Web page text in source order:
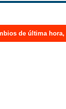
de última